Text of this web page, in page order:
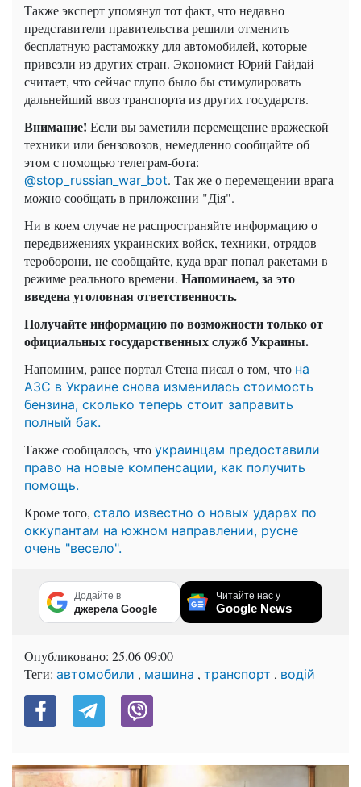
Также эксперт упомянул тот факт, что недавно
представители правительства решили отменить
бесплатную растаможку для автомобилей, которые
привезли из других стран. Экономист Юрий Гайдай
считает, что сейчас глупо было бы стимулировать
дальнейший ввоз транспорта из других государств.
Внимание! Если вы заметили перемещение вражеской
техники или бензовозов, немедленно сообщайте об
этом с помощью телеграм-бота:
@stop_russian_war_bot. Так же о перемещении врага
можно сообщать в приложении "Дія".
Ни в коем случае не распространяйте информацию о
передвижениях украинских войск, техники, отрядов
тероборони, не сообщайте, куда враг попал ракетами в
режиме реального времени. Напоминаем, за это
введена уголовная ответственность.
Получайте информацию по возможности только от
официальных государственных служб Украины.
Напомним, ранее портал Стена писал о том, что на
АЗС в Украине снова изменилась стоимость
бензина, сколько теперь стоит заправить
полный бак.
Также сообщалось, что украинцам предоставили
право на новые компенсации, как получить
помощь.
Кроме того, стало известно о новых ударах по
оккупантам на южном направлении, русне
очень "весело".
Додайте в
джерела Google
Читайте нас у
Google News
Опубликовано: 25.06 09:00
Теги: автомобили , машина , транспорт , водій